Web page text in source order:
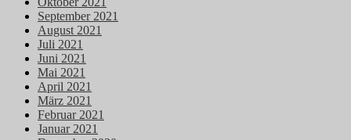
September 2021
August 2021
Juli 2021
Juni 2021
Mai 2021
April 2021
März 2021
Februar 2021
Januar 2021